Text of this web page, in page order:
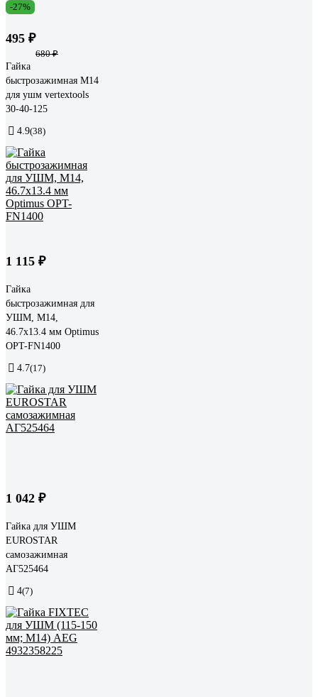
-27%
495 ₽
680 ₽
Гайка
быстрозажимная M14
для ушм vertextools
30-40-125
4.9(38)
1 115 ₽
Гайка
быстрозажимная для
УШМ, М14,
46.7x13.4 мм Optimus
OPT-FN1400
4.7(17)
1 042 ₽
Гайка для УШМ
EUROSTAR
самозажимная
АГ525464
4(7)